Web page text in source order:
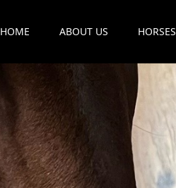
HOME ABOUT US HORSES